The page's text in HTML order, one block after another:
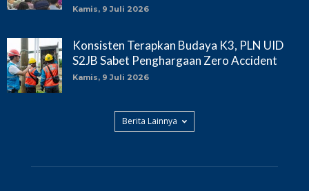
Kamis, 9 Juli 2026
Konsisten Terapkan Budaya K3, PLN UID
S2JB Sabet Penghargaan Zero Accident
Kamis, 9 Juli 2026
Berita Lainnya